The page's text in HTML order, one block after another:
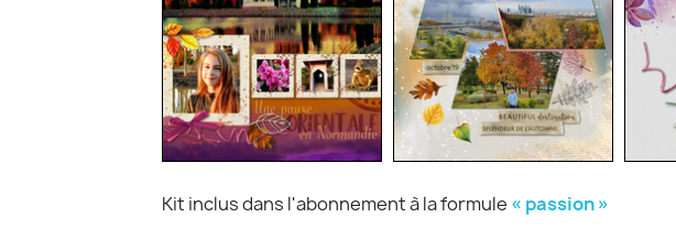
Kit inclus dans l'abonnement à la formule « passion »